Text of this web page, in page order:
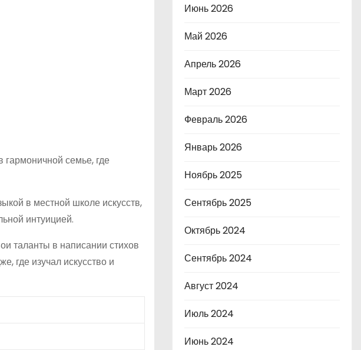
гармоничной семье, где
в местной школе искусств,
интуицией.
таланты в написании стихов
где изучал искусство и
Июнь 2026
Май 2026
Апрель 2026
Март 2026
Февраль 2026
Январь 2026
Ноябрь 2025
Сентябрь 2025
Октябрь 2024
Сентябрь 2024
Август 2024
Июль 2024
Июнь 2024